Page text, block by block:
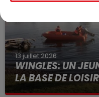
13 juillet 2026
WINGLES: UN
LA BASE DE
La victime a coulé à